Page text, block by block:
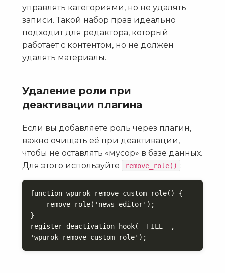
управлять категориями, но не удалять
записи. Такой набор прав идеально
подходит для редактора, который
работает с контентом, но не должен
удалять материалы.
Удаление роли при
деактивации плагина
Если вы добавляете роль через плагин,
важно очищать её при деактивации,
чтобы не оставлять «мусор» в базе данных.
Для этого используйте
remove_role() :
function wpurok_remove_custom_role() {
}
register_deactivation_hook(__FILE__,
'wpurok_remove_custom_role');